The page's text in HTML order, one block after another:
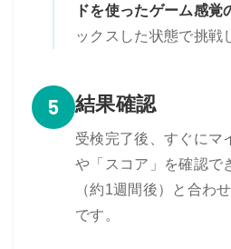
ドを使ったゲーム感覚
ックスした状態で挑戦
5 結果確認
受検完了後、すぐにマ
や「スコア」を確認で
（約1週間後）と合わ
です。